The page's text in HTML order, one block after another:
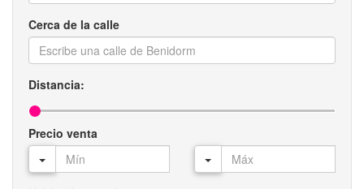
Cerca de la calle
Distancia:
Precio venta